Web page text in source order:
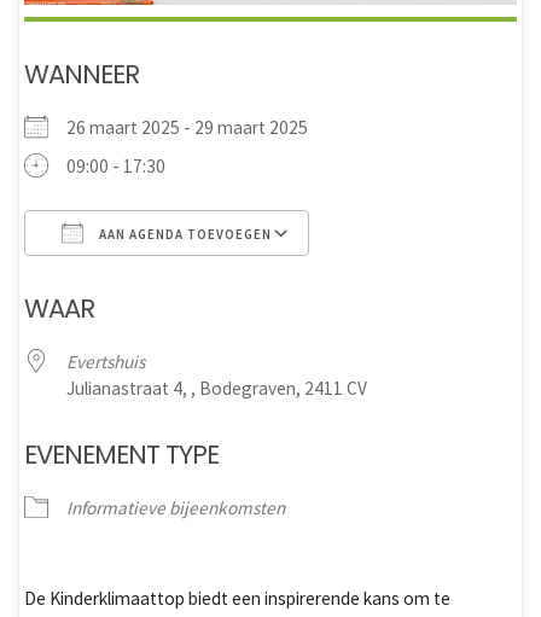
WANNEER
26 maart 2025 - 29 maart 2025
09:00 - 17:30
AAN AGENDA TOEVOEGEN
WAAR
Evertshuis
Julianastraat 4, , Bodegraven, 2411 CV
EVENEMENT TYPE
Informatieve bijeenkomsten
De Kinderklimaattop biedt een inspirerende kans om te